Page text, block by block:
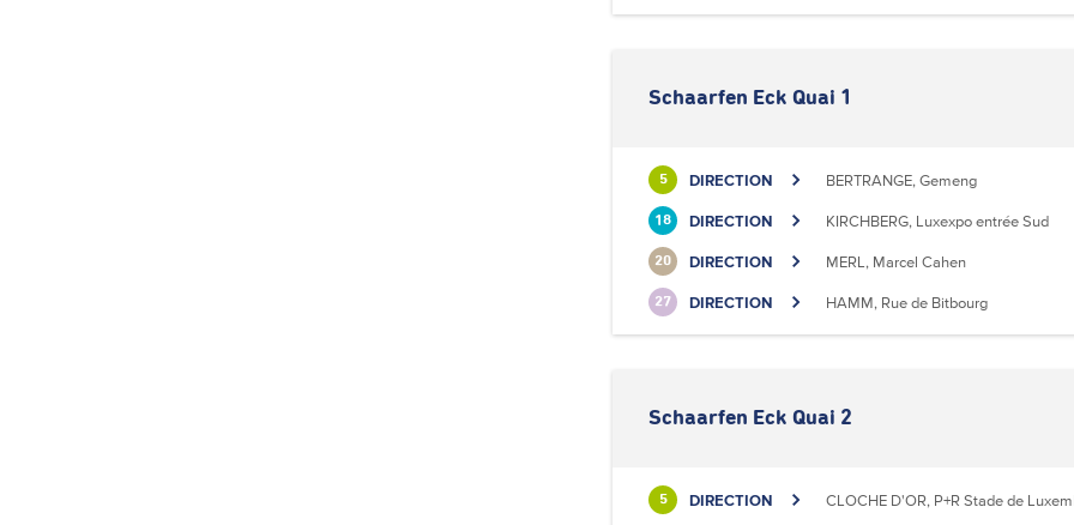
Schaarfen Eck Quai 1
5 DIRECTION BERTRANGE, Gemeng
18 DIRECTION KIRCHBERG, Luxexpo entrée Sud
20 DIRECTION MERL, Marcel Cahen
27 DIRECTION HAMM, Rue de Bitbourg
Schaarfen Eck Quai 2
5 DIRECTION CLOCHE D'OR, P+R Stade de